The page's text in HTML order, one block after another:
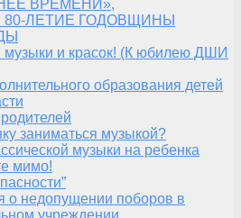
ВРЕМЕНИ»,
ЛЕТИЕ ГОДОВЩИНЫ
музыки и красок! (К юбилею ДШИ
образования детей
заниматься музыкой?
музыки на ребенка
мимо!
о недопущении поборов в
учреждении